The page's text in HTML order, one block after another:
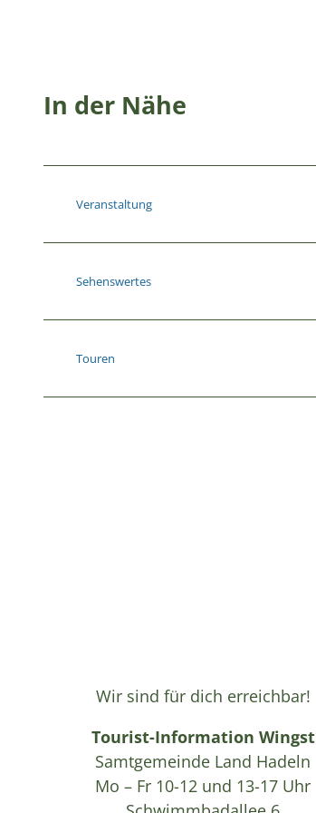
In der Nähe
Veranstaltung
Sehenswertes
Touren
Wir sind für dich erreichbar!
Tourist-Information Wingst
Samtgemeinde Land Hadeln
Mo – Fr 10-12 und 13-17 Uhr